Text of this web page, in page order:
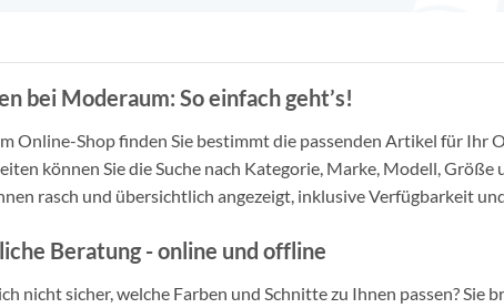
bei Moderaum: So einfach geht’s!
Online-Shop finden Sie bestimmt die passenden Artikel für
können Sie die Suche nach Kategorie, Marke, Modell,
rasch und übersichtlich angezeigt, inklusive Verfügbarkeit
Beratung - online und offline
nicht sicher, welche Farben und Schnitte zu Ihnen passen?